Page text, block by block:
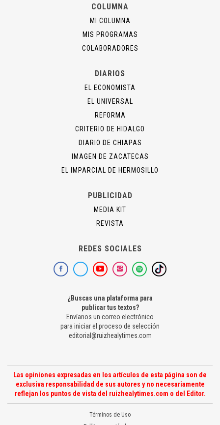
COLUMNA
MI COLUMNA
MIS PROGRAMAS
COLABORADORES
DIARIOS
EL ECONOMISTA
EL UNIVERSAL
REFORMA
CRITERIO DE HIDALGO
DIARIO DE CHIAPAS
IMAGEN DE ZACATECAS
EL IMPARCIAL DE HERMOSILLO
PUBLICIDAD
MEDIA KIT
REVISTA
REDES SOCIALES
¿Buscas una plataforma para
publicar tus textos?
Envíanos un correo electrónico
para iniciar el proceso de selección
editorial@ruizhealytimes.com
Las opiniones expresadas en los artículos de esta página son de
exclusiva responsabilidad de sus autores y no necesariamente
reflejan los puntos de vista del ruizhealytimes.com o del Editor.
Términos de Uso